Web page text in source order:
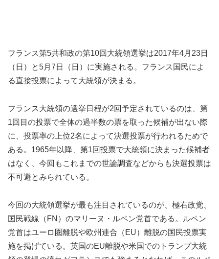
フランス第5共和政の第10回大統領選挙は2017年4月23日
（日）と5月7日（日）に実施される。フランス国民によ
る直接投票によって大統領が決まる。
フランス大統領の選挙日程が2回予定されているのは、第
1回目の投票で全体の過半数の票を取った候補が出ない際
に、投票率の上位2名によって決選投票が行われるためで
ある。1965年以降、第1回投票で大統領に決まった候補者
はなく、今回もこれまでの世論調査などからも決選投票は
不可避とみられている。
今回の大統領選挙が最も注目されているのが、極右政党、
国民戦線（FN）のマリーヌ・ルペン党首である。ルペン
党首はユーロ圏離脱や欧州連合（EU）離脱の国民投票実
施を掲げている。英国のEU離脱や米国でのトランプ大統